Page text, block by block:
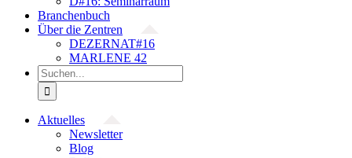
Branchenbuch
Über die Zentren
DEZERNAT#16
MARLENE 42
Suche
nach:
Aktuelles
Newsletter
Blog